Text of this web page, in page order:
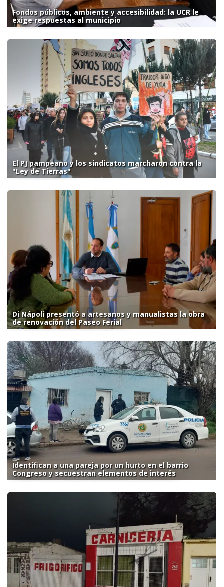
Fondos públicos, ambiente y accesibilidad: la UCR le
exige respuestas al municipio
El PJ pampeano y los sindicatos marcharon contra la
"Ley de Tierras"
Di Nápoli presentó a artesanos y manualistas la obra
de renovación del Paseo Ferial
Identifican a una pareja por un hurto en el barrio
Congreso y secuestran elementos de interés